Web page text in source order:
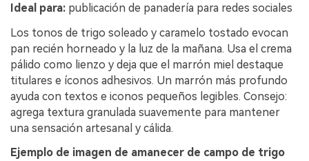
Ideal para: publicación de panadería para redes sociales
Los tonos de trigo soleado y caramelo tostado evocan
pan recién horneado y la luz de la mañana. Usa el crema
pálido como lienzo y deja que el marrón miel destaque
titulares e íconos adhesivos. Un marrón más profundo
ayuda con textos e iconos pequeños legibles. Consejo:
agrega textura granulada suavemente para mantener
una sensación artesanal y cálida.
Ejemplo de imagen de amanecer de campo de trigo